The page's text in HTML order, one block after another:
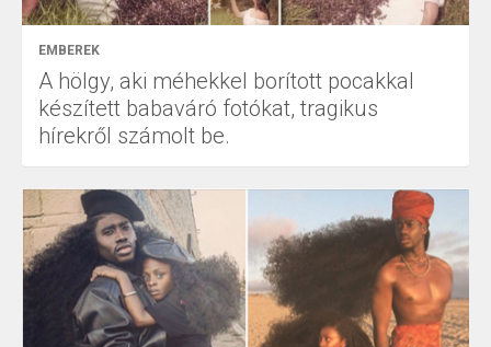
EMBEREK
A hölgy, aki méhekkel borított pocakkal
készített babaváró fotókat, tragikus
hírekről számolt be.